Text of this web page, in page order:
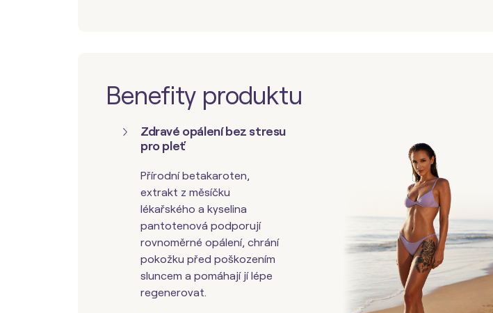
Benefity produktu
Zdravé opálení bez stresu
pro pleť
Přírodní betakaroten,
extrakt z měsíčku
lékařského a kyselina
pantotenová podporují
rovnoměrné opálení, chrání
pokožku před poškozením
sluncem a pomáhají jí lépe
regenerovat.